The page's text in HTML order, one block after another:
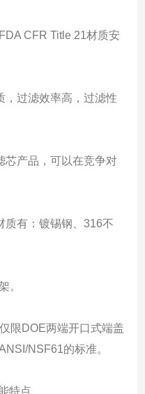
CFR Title 21材质安
，过滤效率高，过滤性
芯产品，可以在竞争对
质有：镀锡钢、316不
。
限DOE两端开口式端盖
NSF61的标准。
特点